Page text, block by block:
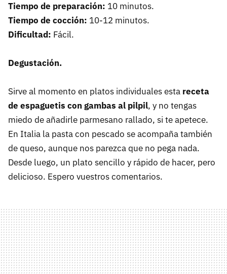
Tiempo de preparación: 10 minutos.
Tiempo de cocción: 10-12 minutos.
Dificultad: Fácil.
Degustación.
Sirve al momento en platos individuales esta receta
de espaguetis con gambas al pilpil, y no tengas
miedo de añadirle parmesano rallado, si te apetece.
En Italia la pasta con pescado se acompaña también
de queso, aunque nos parezca que no pega nada.
Desde luego, un plato sencillo y rápido de hacer, pero
delicioso. Espero vuestros comentarios.